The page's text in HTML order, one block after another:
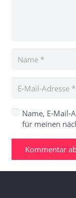
Name, E-Mail-
für meinen
Kommentar